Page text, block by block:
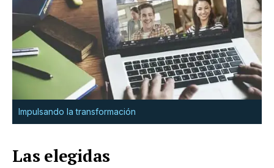
Impulsando la transformación
Las elegidas